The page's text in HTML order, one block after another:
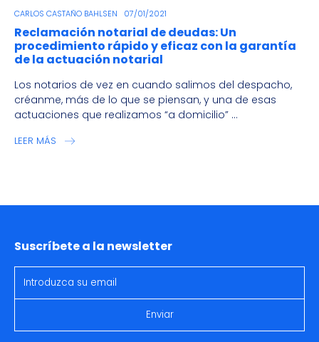
CARLOS CASTAÑO BAHLSEN 07/01/2021
Reclamación notarial de deudas: Un
procedimiento rápido y eficaz con la garantía
de la actuación notarial
Los notarios de vez en cuando salimos del despacho,
créanme, más de lo que se piensan, y una de esas
actuaciones que realizamos “a domicilio” ...
LEER MÁS
Suscríbete a la newsletter